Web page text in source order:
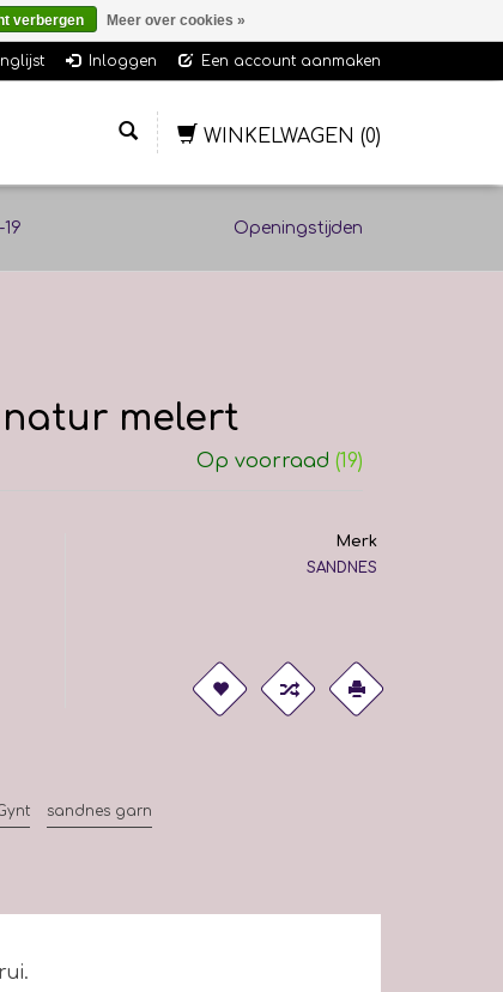
Inloggen Een account aanmaken
WINKELWAGEN (0)
Openingstijden
natur melert
Op voorraad (19)
Merk
SANDNES
sandnes garn
verbergen Meer over cookies »